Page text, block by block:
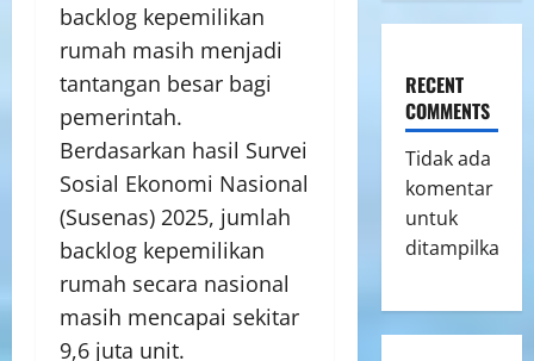
backlog kepemilikan
rumah masih menjadi
tantangan besar bagi
pemerintah.
Berdasarkan hasil Survei
Sosial Ekonomi Nasional
(Susenas) 2025, jumlah
backlog kepemilikan
rumah secara nasional
masih mencapai sekitar
9,6 juta unit.
RECENT
COMMENTS
Tidak ada
komentar
untuk
ditampilkan.